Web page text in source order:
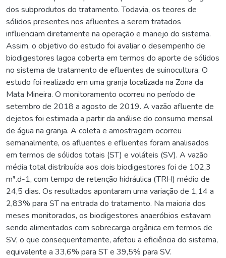
dos subprodutos do tratamento. Todavia, os teores de
sólidos presentes nos afluentes a serem tratados
influenciam diretamente na operação e manejo do sistema.
Assim, o objetivo do estudo foi avaliar o desempenho de
biodigestores lagoa coberta em termos do aporte de sólidos
no sistema de tratamento de efluentes de suinocultura. O
estudo foi realizado em uma granja localizada na Zona da
Mata Mineira. O monitoramento ocorreu no período de
setembro de 2018 a agosto de 2019. A vazão afluente de
dejetos foi estimada a partir da análise do consumo mensal
de água na granja. A coleta e amostragem ocorreu
semanalmente, os afluentes e efluentes foram analisados
em termos de sólidos totais (ST) e voláteis (SV). A vazão
média total distribuída aos dois biodigestores foi de 102,3
m³.d-1, com tempo de retenção hidráulica (TRH) médio de
24,5 dias. Os resultados apontaram uma variação de 1,14 a
2,83% para ST na entrada do tratamento. Na maioria dos
meses monitorados, os biodigestores anaeróbios estavam
sendo alimentados com sobrecarga orgânica em termos de
SV, o que consequentemente, afetou a eficiência do sistema,
equivalente a 33,6% para ST e 39,5% para SV.